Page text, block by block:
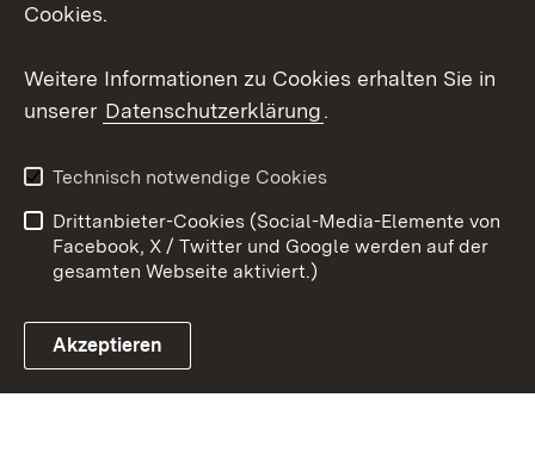
Youtube
Link zum Landesportal
Kontakt
Datenschutz
Barrierefreiheit
Impressum Cookies
Cookies.
Weitere Informationen zu Cookies erhalten Sie in
unserer Datenschutzerklärung.
Technisch notwendige Cookies
Drittanbieter-Cookies (Social-Media-Elemente von
Facebook, X / Twitter und Google werden auf der
gesamten Webseite aktiviert.)
Akzeptieren